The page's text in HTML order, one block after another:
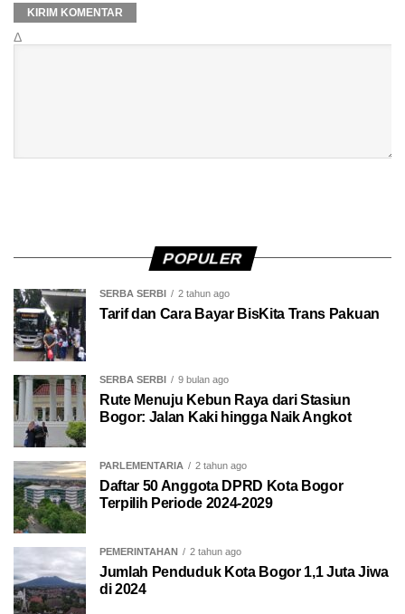
Δ
POPULER
SERBA SERBI 2 tahun ago
Tarif dan Cara Bayar BisKita Trans Pakuan
SERBA SERBI 9 bulan ago
Rute Menuju Kebun Raya dari Stasiun
Bogor: Jalan Kaki hingga Naik Angkot
PARLEMENTARIA 2 tahun ago
Daftar 50 Anggota DPRD Kota Bogor
Terpilih Periode 2024-2029
PEMERINTAHAN 2 tahun ago
Jumlah Penduduk Kota Bogor 1,1 Juta Jiwa
di 2024